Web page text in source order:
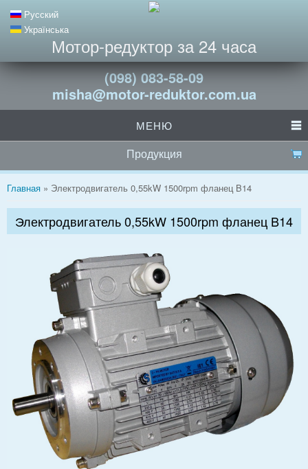
Русский
Українська
Мотор-редуктор за 24 часа
(098) 083-58-09
misha@motor-reduktor.com.ua
МЕНЮ
Продукция
Вы здесь
Главная » Электродвигатель 0,55kW 1500rpm фланец B14
Электродвигатель 0,55kW 1500rpm фланец B14